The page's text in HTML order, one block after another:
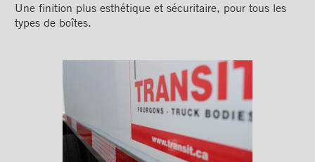
Bande de sécurité
réfléchissante double sur
bande de frottement de 4''
Bande de sécurité
réfléchissante double sur
bande de frottement de 7¼''
Une finition plus esthétique et sécuritaire, pour tous les
types de boîtes.